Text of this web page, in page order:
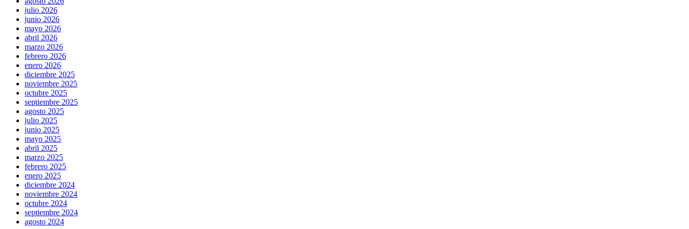
julio 2026
junio 2026
mayo 2026
abril 2026
marzo 2026
febrero 2026
enero 2026
diciembre 2025
noviembre 2025
octubre 2025
septiembre 2025
agosto 2025
julio 2025
junio 2025
mayo 2025
abril 2025
marzo 2025
febrero 2025
enero 2025
diciembre 2024
noviembre 2024
octubre 2024
septiembre 2024
agosto 2024